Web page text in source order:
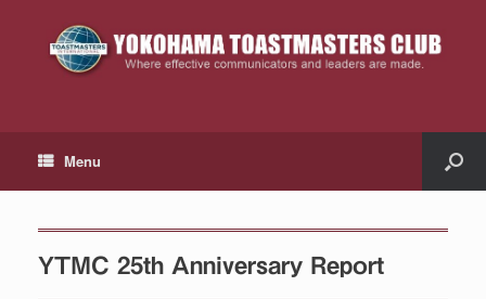
Menu
YTMC 25th Anniversary Report